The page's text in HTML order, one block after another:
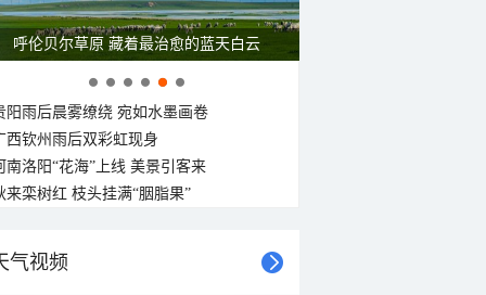
呼伦贝尔草原 藏着最治愈的蓝天白云
阳雨后晨雾缭绕 宛如水墨画卷
西钦州雨后双彩虹现身
南洛阳“花海”上线 美景引客来
来栾树红 枝头挂满“胭脂果”
气视频